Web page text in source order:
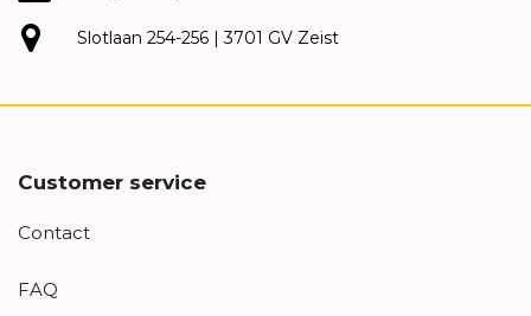
Slotlaan 254-256 | 3701 GV Zeist
Customer service
Contact
FAQ